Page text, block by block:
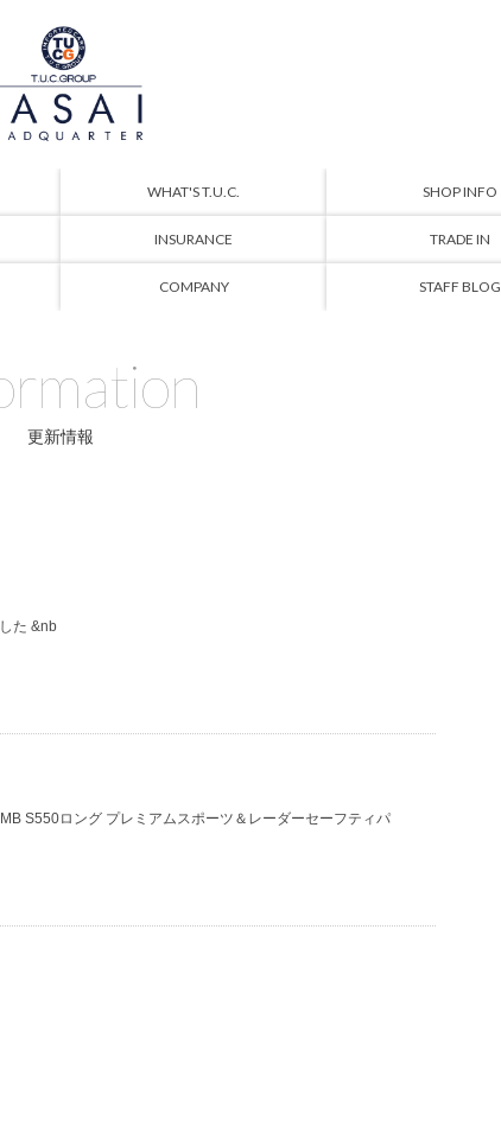
WHAT'S T.U.C. SHOP INFO
INSURANCE TRADE IN
COMPANY STAFF BLOG
更新情報
た &nb
S550ロング プレミアムスポーツ＆レーダーセーフティパ